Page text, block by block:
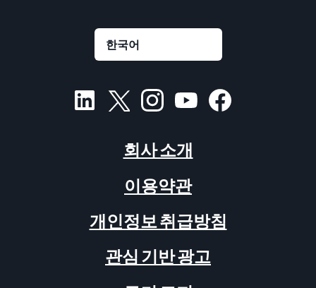
회사 소개
이용약관
개인정보 취급방침
관심 기반 광고